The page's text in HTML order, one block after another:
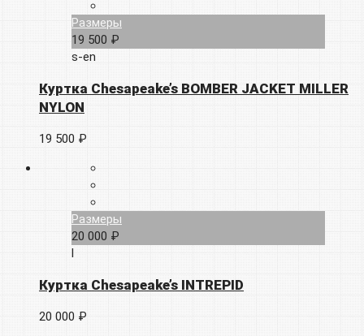
Размеры
19 500 ₽
s-en
Куртка Chesapeake’s BOMBER JACKET MILLER
NYLON
19 500 ₽
Размеры
20 000 ₽
l
Куртка Chesapeake’s INTREPID
20 000 ₽